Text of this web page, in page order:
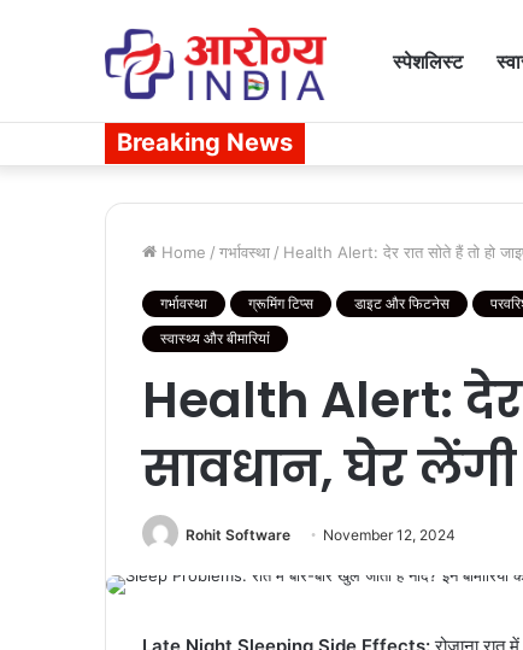
स्पेशलिस्ट
Breaking News
Home / गर्भावस्था / Health Alert: देर रात सोते हैं तो हो
गर्भावस्था ग्रूमिंग टिप्स डाइट और फिटनेस
स्वास्थ्य और बीमारियां
Health Alert: देर
सावधान, घेर लेंगी
Rohit Software November 12, 2024